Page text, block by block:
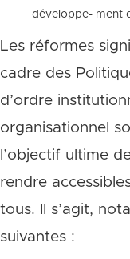
développe- ment
Les réformes
cadre des
d’ordre
organisationnel
l’objectif ultime
rendre
tous. Il s’agit,
suivantes :